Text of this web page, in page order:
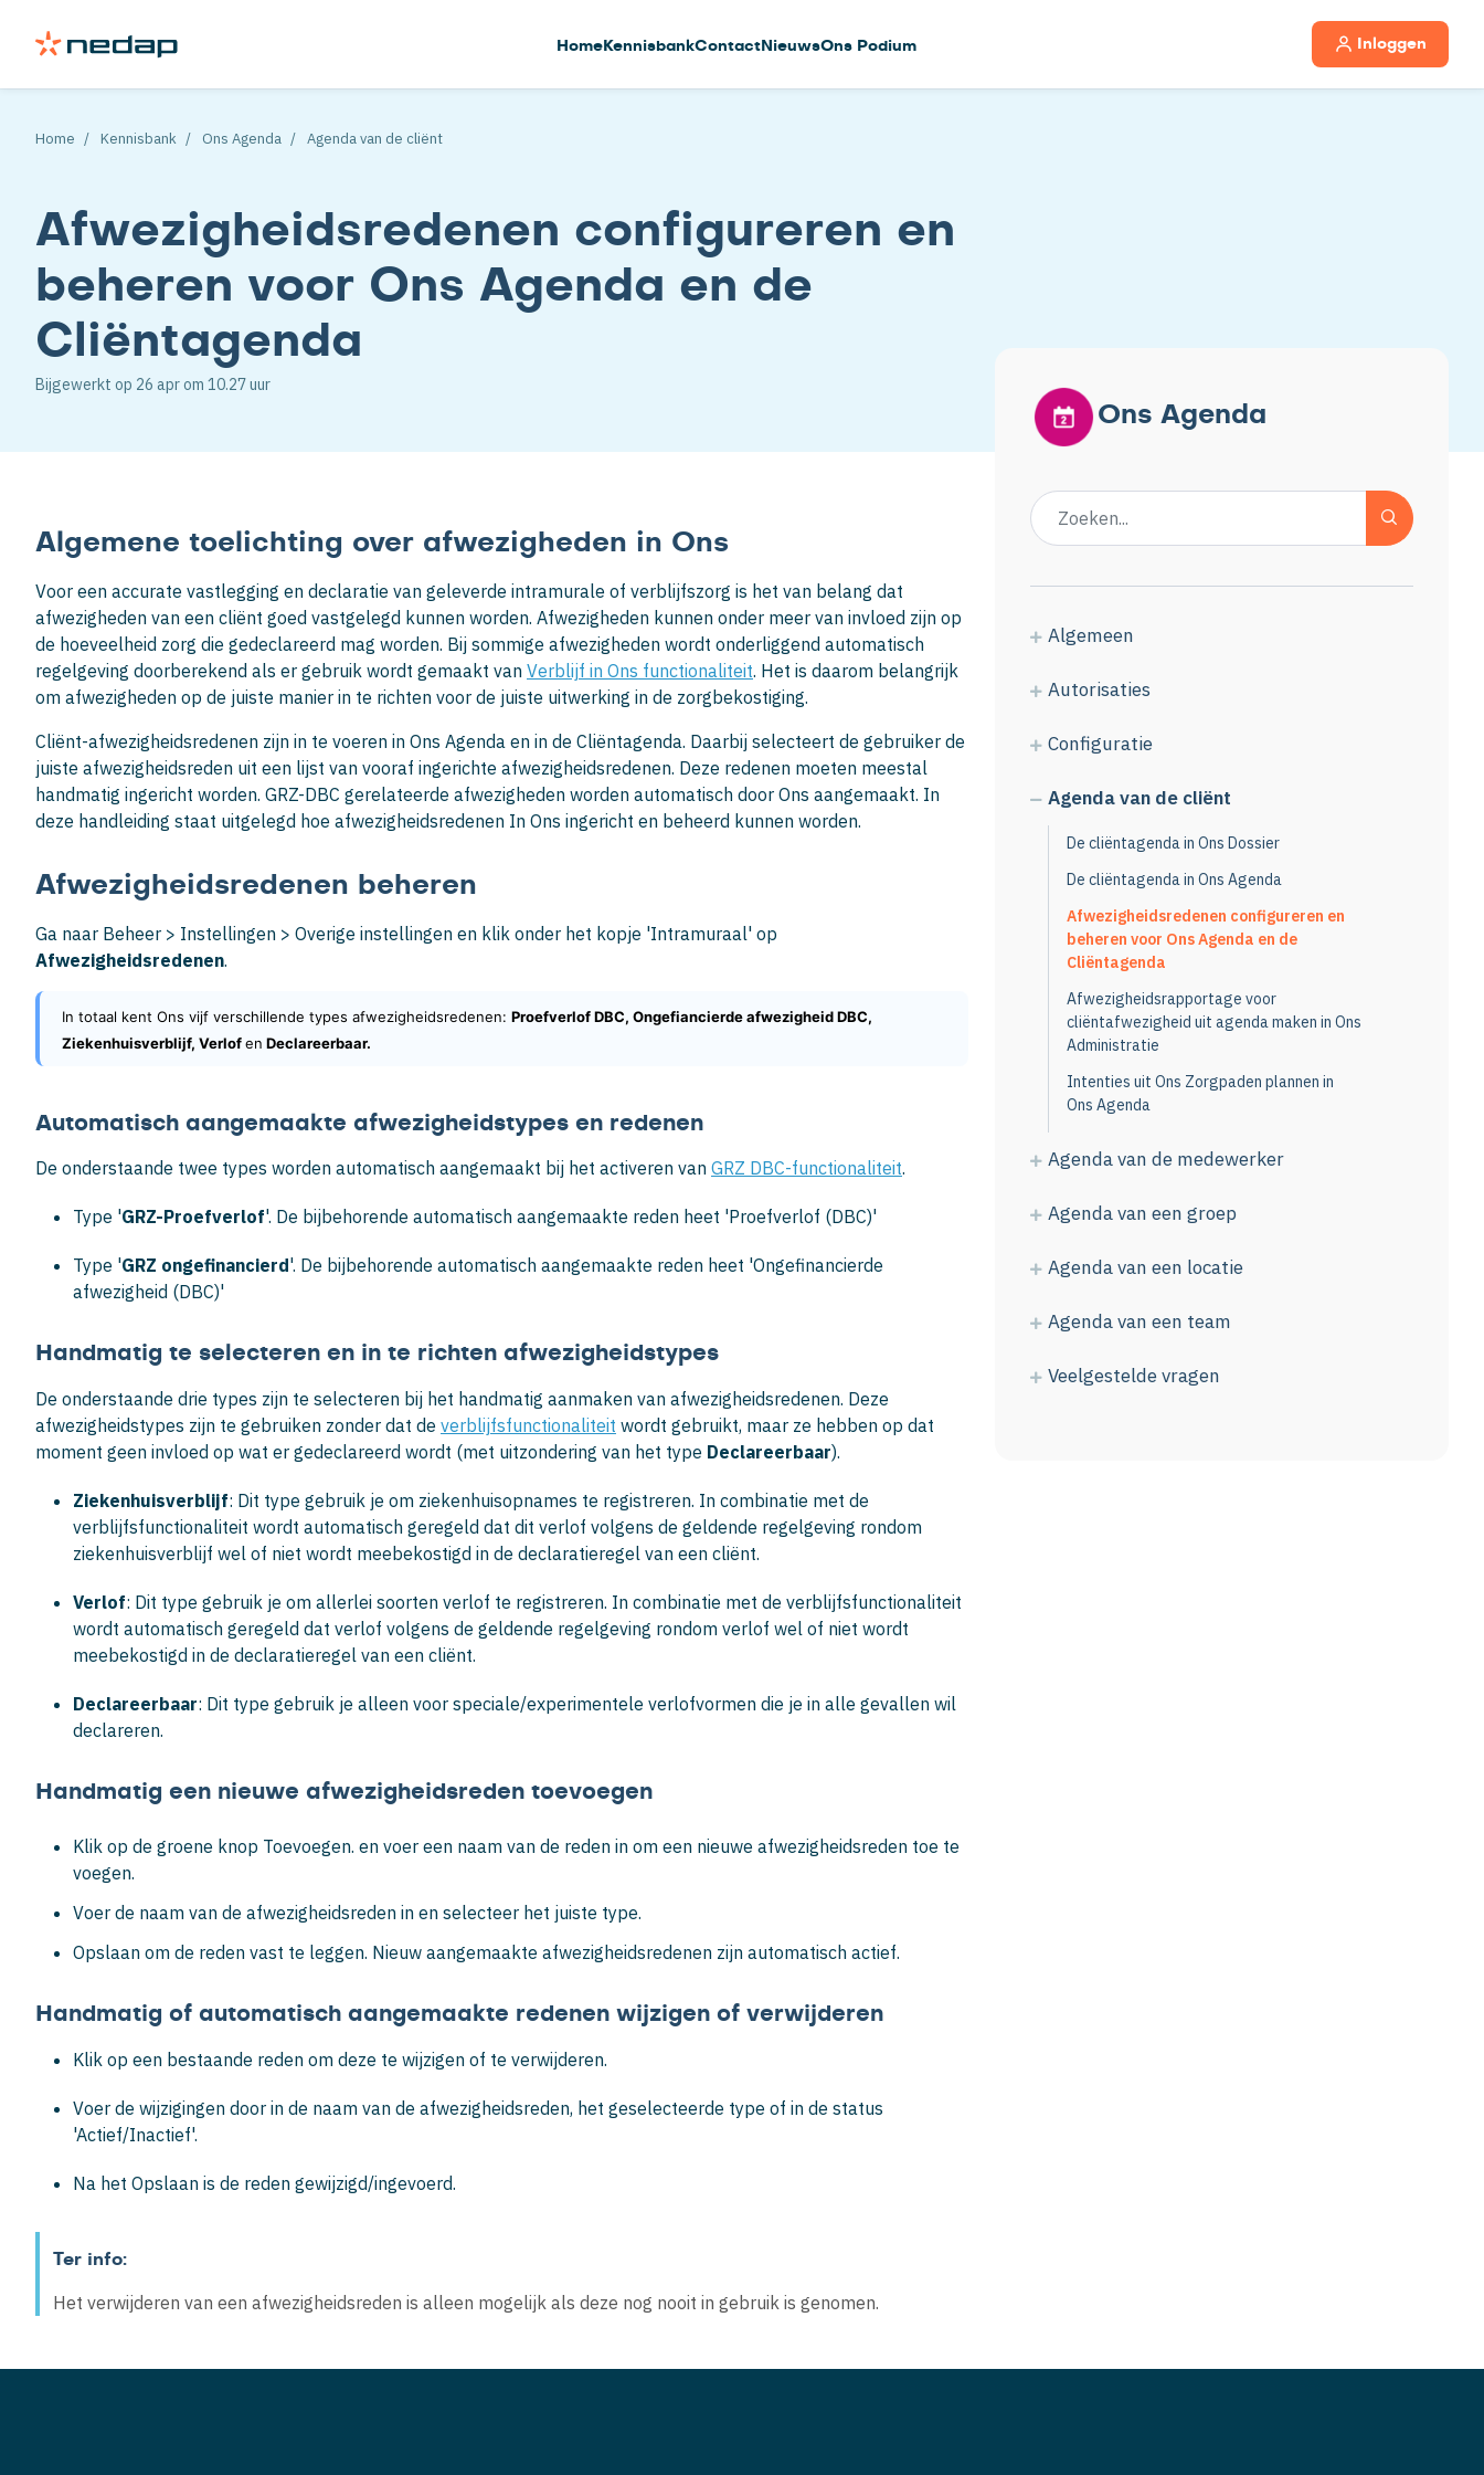
HomeKennisbankContactNieuwsOns Podium Inloggen
Home Kennisbank Ons Agenda Agenda van de cliënt
Afwezigheidsredenen configureren en
beheren voor Ons Agenda en de
Cliëntagenda
Bijgewerkt op 26 aprom 10.27 uur
Algemene toelichting over afwezigheden in Ons
Voor een accurate vastlegging en declaratie van geleverde intramurale of verblijfszorg is het van belang dat
afwezigheden van een cliënt goed vastgelegd kunnen worden. Afwezigheden kunnen onder meer van invloed zijn op
de hoeveelheid zorg die gedeclareerd mag worden. Bij sommige afwezigheden wordt onderliggend automatisch
regelgeving doorberekend als er gebruik wordt gemaakt van Verblijf in Ons functionaliteit. Het is daarom belangrijk
om afwezigheden op de juiste manier in te richten voor de juiste uitwerking in de zorgbekostiging.
Cliënt-afwezigheidsredenen zijn in te voeren in Ons Agenda en in de Cliëntagenda. Daarbij selecteert de gebruiker de
juiste afwezigheidsreden uit een lijst van vooraf ingerichte afwezigheidsredenen. Deze redenen moeten meestal
handmatig ingericht worden. GRZ-DBC gerelateerde afwezigheden worden automatisch door Ons aangemaakt. In
deze handleiding staat uitgelegd hoe afwezigheidsredenen In Ons ingericht en beheerd kunnen worden.
Afwezigheidsredenen beheren
Ga naar Beheer > Instellingen > Overige instellingen en klik onder het kopje 'Intramuraal' op
Afwezigheidsredenen.
In totaal kent Ons vijf verschillende types afwezigheidsredenen: Proefverlof DBC, Ongefiancierde afwezigheid DBC,
Ziekenhuisverblijf, Verlof en Declareerbaar.
Automatisch aangemaakte afwezigheidstypes en redenen
De onderstaande twee types worden automatisch aangemaakt bij het activeren van GRZ DBC-functionaliteit.
Type 'GRZ-Proefverlof'. De bijbehorende automatisch aangemaakte reden heet 'Proefverlof (DBC)'
Type 'GRZ ongefinancierd'. De bijbehorende automatisch aangemaakte reden heet 'Ongefinancierde
afwezigheid (DBC)'
Handmatig te selecteren en in te richten afwezigheidstypes
De onderstaande drie types zijn te selecteren bij het handmatig aanmaken van afwezigheidsredenen. Deze
afwezigheidstypes zijn te gebruiken zonder dat de verblijfsfunctionaliteit wordt gebruikt, maar ze hebben op dat
moment geen invloed op wat er gedeclareerd wordt (met uitzondering van het type Declareerbaar).
Ziekenhuisverblijf: Dit type gebruik je om ziekenhuisopnames te registreren. In combinatie met de
verblijfsfunctionaliteit wordt automatisch geregeld dat dit verlof volgens de geldende regelgeving rondom
ziekenhuisverblijf wel of niet wordt meebekostigd in de declaratieregel van een cliënt.
Verlof: Dit type gebruik je om allerlei soorten verlof te registreren. In combinatie met de verblijfsfunctionaliteit
wordt automatisch geregeld dat verlof volgens de geldende regelgeving rondom verlof wel of niet wordt
meebekostigd in de declaratieregel van een cliënt.
Declareerbaar: Dit type gebruik je alleen voor speciale/experimentele verlofvormen die je in alle gevallen wil
declareren.
Handmatig een nieuwe afwezigheidsreden toevoegen
Klik op de groene knop Toevoegen. en voer een naam van de reden in om een nieuwe afwezigheidsreden toe te
voegen.
Voer de naam van de afwezigheidsreden in en selecteer het juiste type.
Opslaan om de reden vast te leggen. Nieuw aangemaakte afwezigheidsredenen zijn automatisch actief.
Handmatig of automatisch aangemaakte redenen wijzigen of verwijderen
Klik op een bestaande reden om deze te wijzigen of te verwijderen.
Voer de wijzigingen door in de naam van de afwezigheidsreden, het geselecteerde type of in de status
'Actief/Inactief'.
Na het Opslaan is de reden gewijzigd/ingevoerd.
Ter info:
Het verwijderen van een afwezigheidsreden is alleen mogelijk als deze nog nooit in gebruik is genomen.
Ons Agenda
Algemeen
Autorisaties
Configuratie
Agenda van de cliënt
De cliëntagenda in Ons Dossier
De cliëntagenda in Ons Agenda
Afwezigheidsredenen configureren en
beheren voor Ons Agenda en de
Cliëntagenda
Afwezigheidsrapportage voor
cliëntafwezigheid uit agenda maken in Ons
Administratie
Intenties uit Ons Zorgpaden plannen in
Ons Agenda
Agenda van de medewerker
Agenda van een groep
Agenda van een locatie
Agenda van een team
Veelgestelde vragen